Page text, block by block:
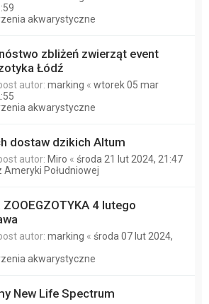
akwarystyczne
zbliżeń zwierząt event
Łódź
autor: marking « wtorek 05 mar
akwarystyczne
dostaw dzikich Altum
autor: Miro « środa 21 lut 2024, 21:47
Ameryki Południowej
ZOOEGZOTYKA 4 lutego
autor: marking « środa 07 lut 2024,
akwarystyczne
New Life Spectrum